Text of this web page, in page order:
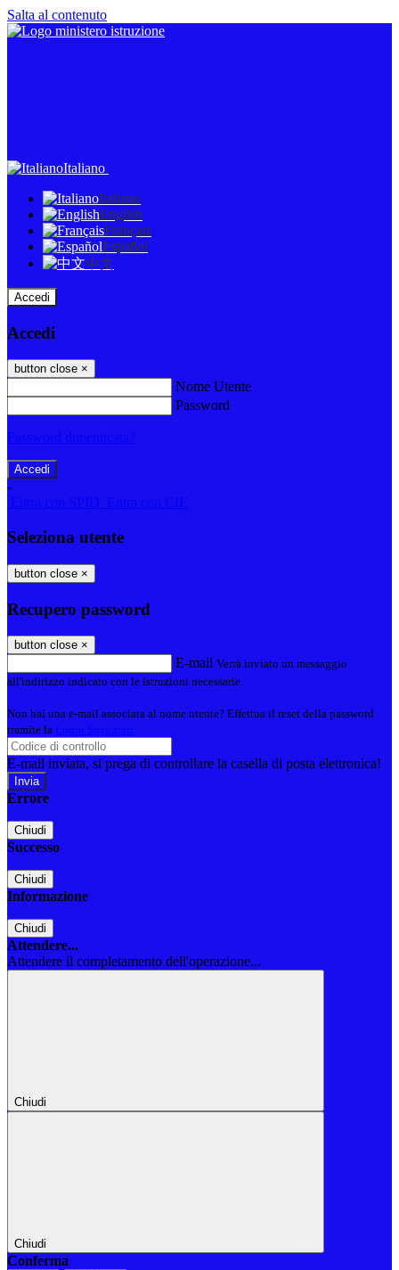
Salta al contenuto
Italiano
Italiano
English
Français
Español
中文
Accedi
Accedi
button close ×
Nome Utente
Password
-
Seleziona utente
button close ×
Recupero password
button close ×
E-mail Verrà inviato un messaggio
all'indirizzo indicato con le istruzioni necessarie.
Non hai una e-mail associata al nome utente? Effettua il reset della password
tramite la
E-mail inviata, si prega di controllare la casella di posta elettronica!
Errore
Chiudi
Successo
Chiudi
Informazione
Chiudi
Attendere...
Attendere il completamento dell'operazione...
Chiudi
Chiudi
Conferma